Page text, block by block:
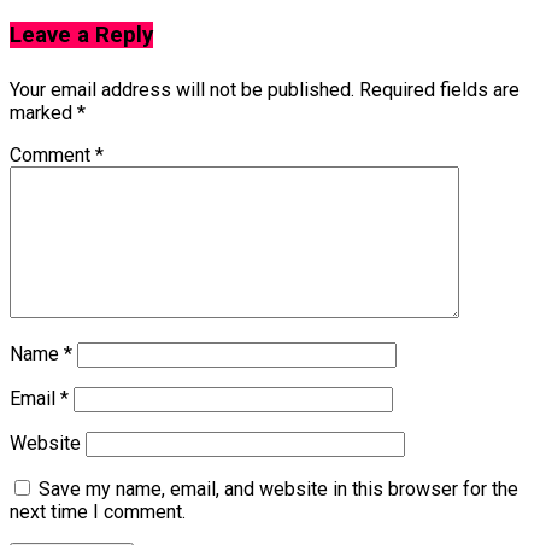
Leave a Reply
Your email address will not be published. Required fields are
marked *
Comment *
Name *
Email *
Website
Save my name, email, and website in this browser for the
next time I comment.